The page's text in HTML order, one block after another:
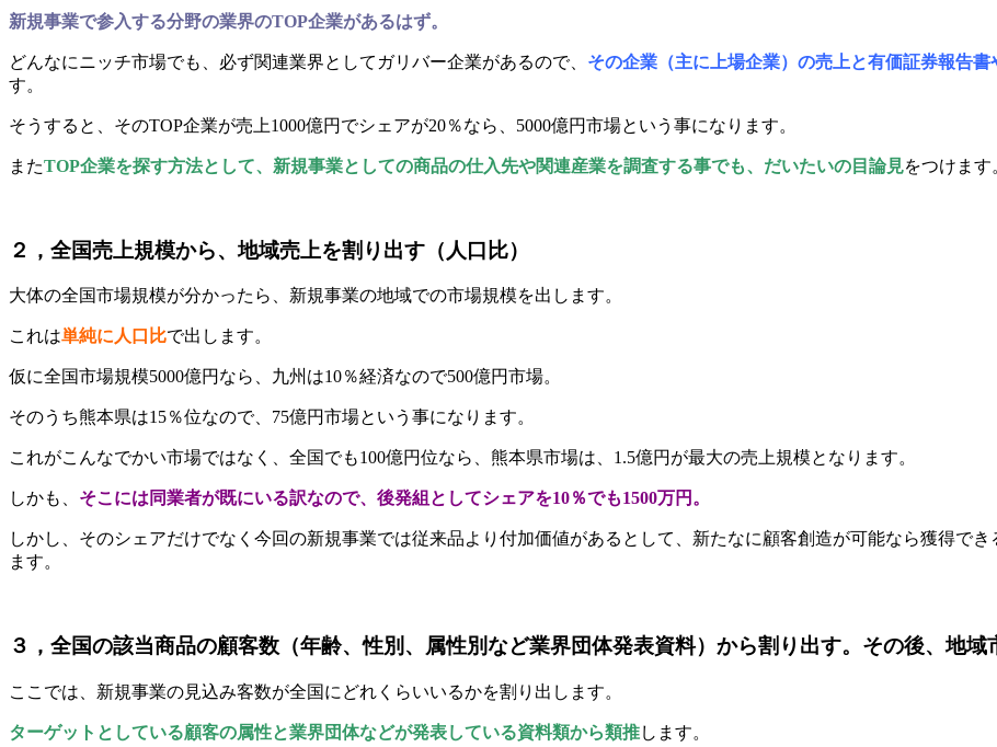
新規事業で参入する分野の業界のTOP企業があるはず。
どんなにニッチ市場でも、必ず関連業界としてガリバー企業があるので、 その企業（主に上場企業）の売上と有価証券報告
す。
そうすると、そのTOP企業が売上1000億円でシェアが20％なら、5000億円市場という事になります。
またTOP企業を探す方法として、新規事業としての商品の仕入先や関連産業を調査する事でも、だいたいの目論見をつけます
２，全国売上規模から、地域売上を割り出す（人口比）
大体の全国市場規模が分かったら、新規事業の地域での市場規模を出します。
これは単純に人口比で出します。
仮に全国市場規模5000億円なら、九州は10％経済なので500億円市場。
そのうち熊本県は15％位なので、75億円市場という事になります。
これがこんなでかい市場ではなく、全国でも100億円位なら、熊本県市場は、1.5億円が最大の売上規模となります。
しかも、 そこには同業者が既にいる訳なので、後発組としてシェアを10％でも1500万円。
しかし、そのシェアだけでなく今回の新規事業では従来品より付加価値があるとして、新たなに顧客創造が可能なら獲得で
ます。
３，全国の該当商品の顧客数（年齢、性別、属性別など業界団体発表資料）から割り出す。その後、地域
ここでは、新規事業の見込み客数が全国にどれくらいいるかを割り出します。
ターゲットとしている顧客の属性と業界団体などが発表している資料類から類推します。